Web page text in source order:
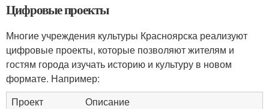
Цифровые проекты
Многие учреждения культуры Красноярска реализуют
цифровые проекты, которые позволяют жителям и
гостям города изучать историю и культуру в новом
формате. Например:
Проект
Описание